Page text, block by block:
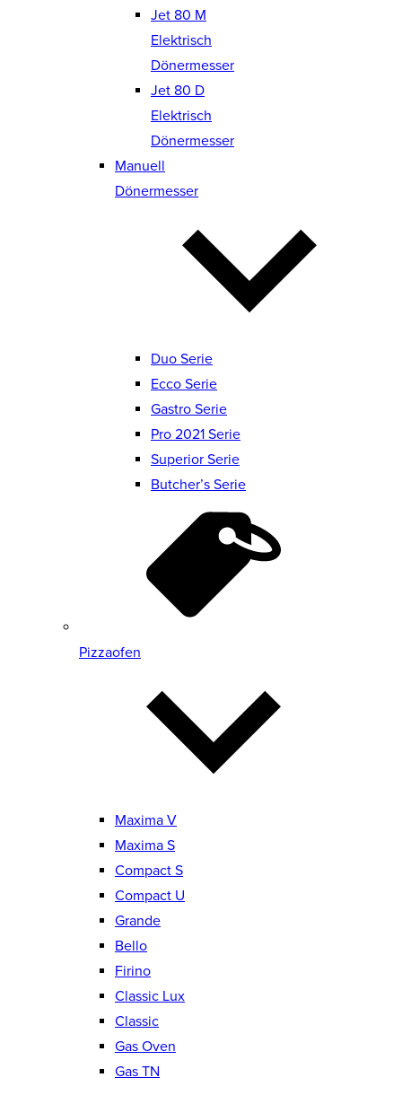
Jet 80 M
Elektrisch
Dönermesser
Jet 80 D
Elektrisch
Dönermesser
Manuell
Dönermesser
Duo Serie
Ecco Serie
Gastro Serie
Pro 2021 Serie
Superior Serie
Butcher’s Serie
Pizzaofen
Maxima V
Maxima S
Compact S
Compact U
Grande
Bello
Firino
Classic Lux
Classic
Gas Oven
Gas TN